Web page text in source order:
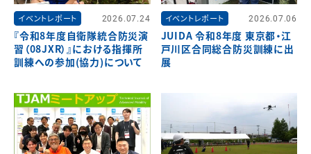
イベントレポート 2026.07.24
『令和8年度自衛隊統合防災演
習（08JXR）』における指揮所
訓練への参加(協力)について
イベントレポート 2026.07.06
JUIDA 令和8年度 東京都・江
戸川区合同総合防災訓練に出
展